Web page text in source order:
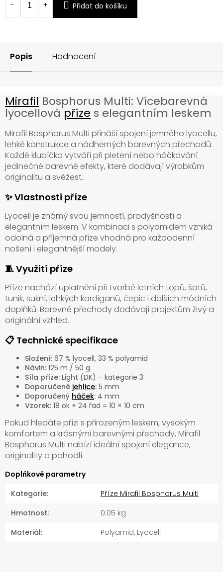
Přidat do košíku
Popis Hodnocení
Mirafil Bosphorus Multi: Vícebarevná
lyocellovápříze s elegantním leskem
Mirafil Bosphorus Multi přináší spojení jemného lyocellu,
lehké konstrukce a nádherných barevných přechodů.
Každé klubíčko vytváří při pletení nebo háčkování
jedinečné barevné efekty, které dodávají výrobkům
originalitu a svěžest.
✨ Vlastnosti příze
Lyocell je známý svou jemností, prodyšností a
elegantním leskem. V kombinaci s polyamidem vzniká
odolná a příjemná příze vhodná pro každodenní
nošení i elegantnější modely.
🧵 Využití příze
Příze nachází uplatnění při tvorbě letních topů, šatů,
tunik, sukní, lehkých kardiganů, čepic i dalších módních
doplňků. Barevné přechody dodávají projektům živý a
originální vzhled.
📋 Technické specifikace
Složení: 67 % lyocell, 33 % polyamid
Návin: 125 m / 50 g
Síla příze: Light (DK) – kategorie 3
Doporučené jehlice: 5 mm
Doporučený háček: 4 mm
Vzorek: 18 ok × 24 řad = 10 × 10 cm
Pokud hledáte přízi s přirozeným leskem, vysokým
komfortem a krásnými barevnými přechody, Mirafil
Bosphorus Multi nabízí ideální spojení elegance,
originality a pohodlí.
Doplňkové parametry
Kategorie:
Příze Mirafil Bosphorus Multi
Hmotnost:
0.05 kg
Materiál: Polyamid, Lyocell